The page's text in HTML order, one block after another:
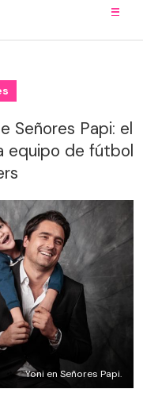
Señores Papi: el
equipo de fútbol
Yoni en Señores Papi.